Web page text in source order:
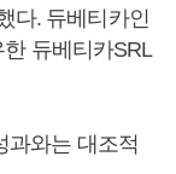
다. 듀베티카인
듀베티카SRL
과와는 대조적